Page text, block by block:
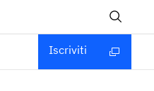
Iscriviti